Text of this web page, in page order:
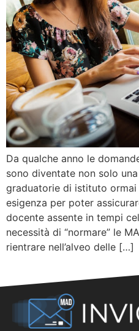
Da qualche anno le
sono diventate non solo
graduatorie di istituto ormai
esigenza per poter
docente assente in tempi
necessità di “normare” le
rientrare nell’alveo delle […]